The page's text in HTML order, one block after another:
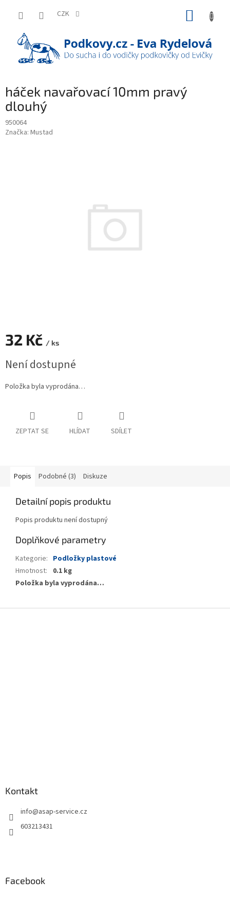
CZK
háček navařovací 10mm pravý
dlouhý
950064
Značka: Mustad
32 Kč / ks
cena:
Není dostupné
Položka byla vyprodána…
ZEPTAT SE HLÍDAT SDÍLET
Popis Podobné (3) Diskuze
Detailní popis produktu
Popis produktu není dostupný
Doplňkové parametry
Kategorie: Podložky plastové
Hmotnost:
0.1 kg
Položka byla vyprodána…
Kontakt
info@asap-service.cz
603213431
Facebook